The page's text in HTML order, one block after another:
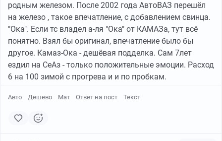
родным железом. После 2002 года АвтоВАЗ перешёл
на железо , такое впечатление, с добавлением свинца.
"Ока". Если тс владел а-ля "Ока" от КАМАЗа, тут всё
понятно. Взял бы оригинал, впечатление было бы
другое. Камаз-Ока - дешёвая подделка. Сам 7лет
ездил на СеАз - только положительные эмоции. Расход
6 на 100 зимой с прогрева и и по пробкам.
Авто Дешево Мат Ответ на пост Текст